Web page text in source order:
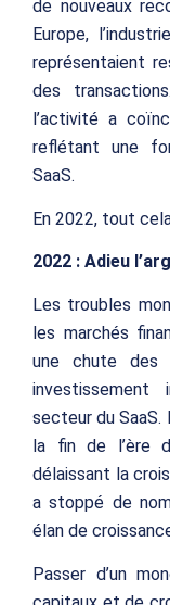
de nouveaux
Europe,
représentaient
des
l’activité a
reflétant une
SaaS.
En 2022, tout
2022 : Adieu
Les troubles
les marchés
une chute des
secteur du SaaS.
la fin de l’ère
délaissant la
a stoppé de
élan de
Passer d’un